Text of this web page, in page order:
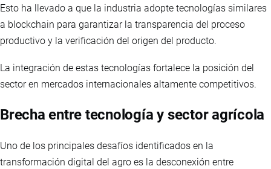
Esto ha llevado a que la industria adopte tecnologías similares
a blockchain para garantizar la transparencia del proceso
productivo y la verificación del origen del producto.
La integración de estas tecnologías fortalece la posición del
sector en mercados internacionales altamente competitivos.
Brecha entre tecnología y sector agrícola
Uno de los principales desafíos identificados en la
transformación digital del agro es la desconexión entre